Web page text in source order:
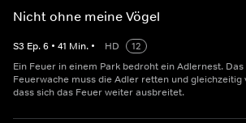
Nicht ohne meine Vögel
S3 Ep.6 • 41 Min. • HD
12
Ein Feuer in einem Park bedroht ein Adlernest.
Feuerwache muss die Adler retten und gleichzeitig
dass sich das Feuer weiter ausbreitet.